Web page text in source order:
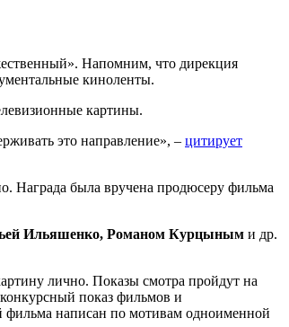
Напомним, что дирекция
киноленты.
картины.
это направление», – цитирует
Награда была вручена продюсеру фильма
Ильяшенко, Романом Курцыным и др.
лично. Показы смотра пройдут на
показ фильмов и
фильма написан по мотивам одноименной